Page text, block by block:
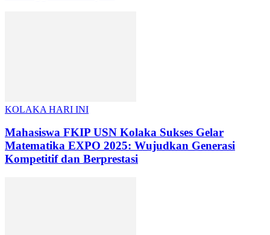
KOLAKA HARI INI
Mahasiswa FKIP USN Kolaka Sukses Gelar
Matematika EXPO 2025: Wujudkan Generasi
Kompetitif dan Berprestasi